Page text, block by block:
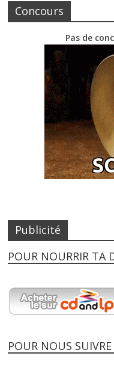
Concours
Pas de
Publicité
POUR NOURRIR TA
POUR NOUS SUIVRE